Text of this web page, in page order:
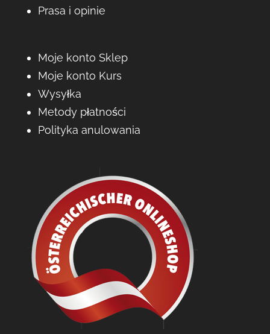
Prasa i opinie
Moje konto Sklep
Moje konto Kurs
Wysyłka
Metody płatności
Polityka anulowania